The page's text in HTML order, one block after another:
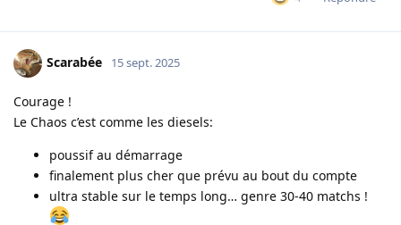
Scarabée 15 sept. 2025
Courage !
Le Chaos c’est comme les diesels:
poussif au démarrage
finalement plus cher que prévu au bout du compte
ultra stable sur le temps long… genre 30-40 matchs !